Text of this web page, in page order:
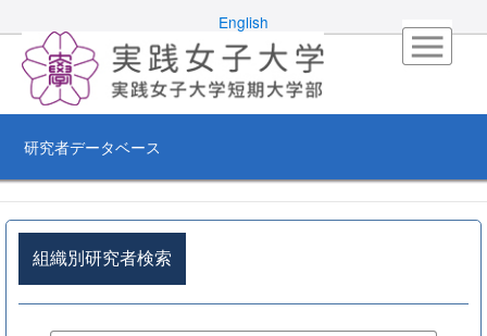
English
研究者データベース
組織別研究者検索